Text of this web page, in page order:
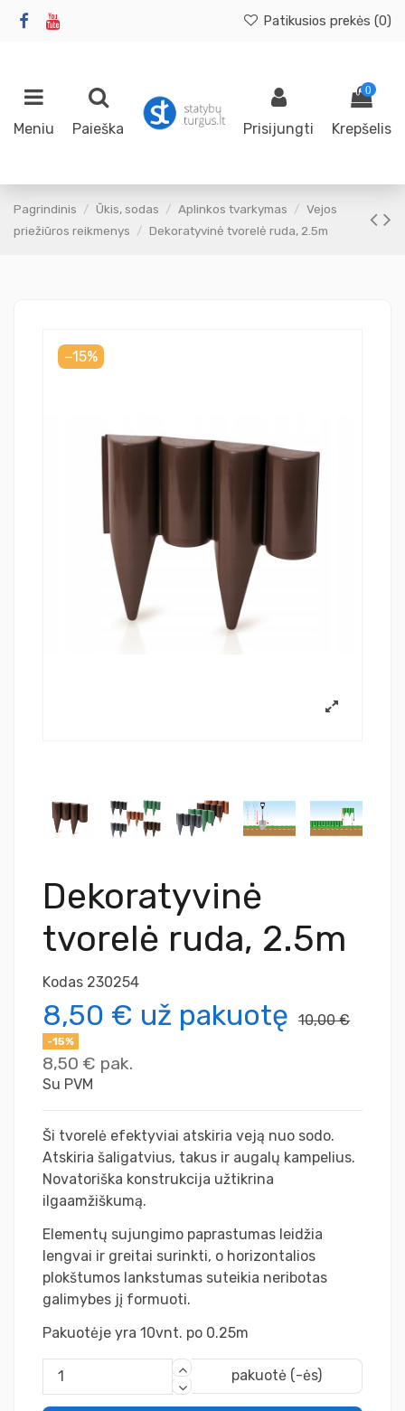
Patikusios prekės (0)
Meniu Paieška Prisijungti
0
Krepšelis
Pagrindinis Ūkis, sodas Aplinkos tvarkymas
Vejos
priežiūros reikmenys
Dekoratyvinė tvorelė ruda, 2.5m
−15%
Dekoratyvinė
tvorelė ruda, 2.5m
Kodas 230254
8,50 € už pakuotę 10,00 €
-15%
8,50 € pak.
Su PVM
Ši tvorelė efektyviai atskiria veją nuo sodo.
Atskiria šaligatvius, takus ir augalų kampelius.
Novatoriška konstrukcija užtikrina
ilgaamžiškumą.
Elementų sujungimo paprastumas leidžia
lengvai ir greitai surinkti, o horizontalios
plokštumos lankstumas suteikia neribotas
galimybes jį formuoti.
Pakuotėje yra 10vnt. po 0.25m
pakuotė (-ės)